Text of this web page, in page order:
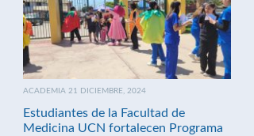
ACADEMIA 21 DICIEMBRE, 2024
Estudiantes de la Facultad de
Medicina UCN fortalecen Programa